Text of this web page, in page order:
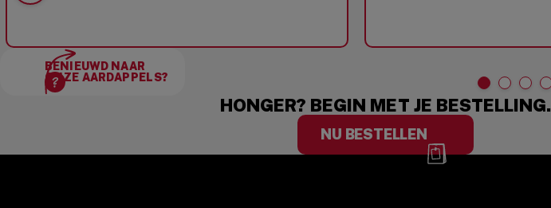
BENIEUWD NAAR
ONZE AARDAPPELS?
HONGER? BEGIN MET JE BESTELLING.
NU BESTELLEN